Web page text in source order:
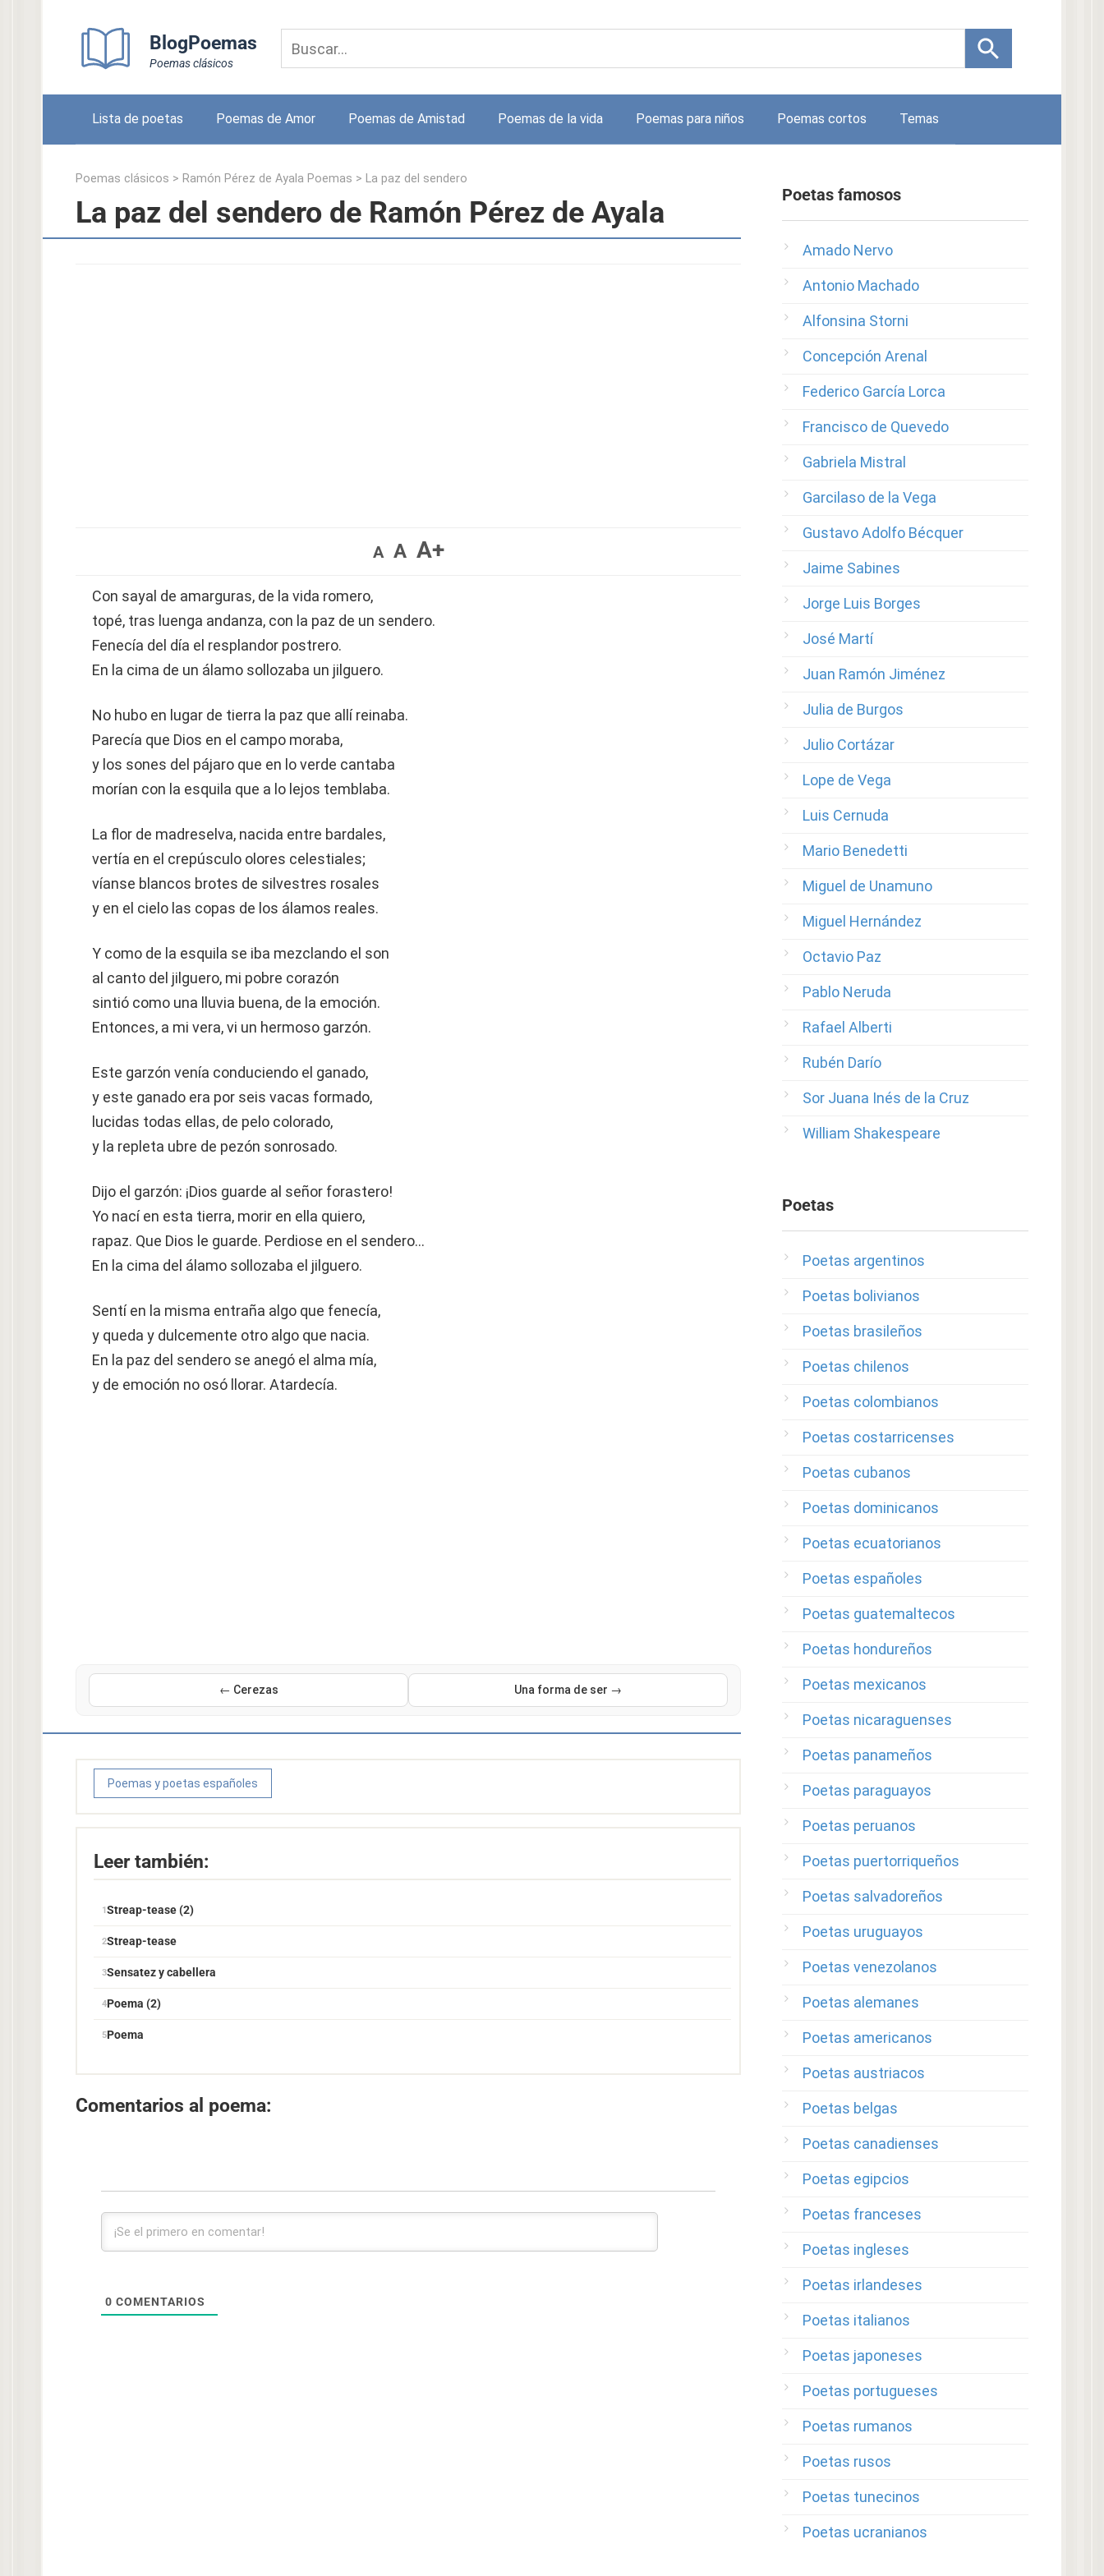
BlogPoemas
Poemas clásicos
Lista de poetas Poemas de Amor Poemas de Amistad Poemas de la vida Poemas para niños Poemas cortos Temas
Poemas clásicos > Ramón Pérez de Ayala Poemas > La paz del sendero
La paz del sendero de Ramón Pérez de Ayala
A A A+
Con sayal de amarguras, de la vida romero,
topé, tras luenga andanza, con la paz de un sendero.
Fenecía del día el resplandor postrero.
En la cima de un álamo sollozaba un jilguero.
No hubo en lugar de tierra la paz que allí reinaba.
Parecía que Dios en el campo moraba,
y los sones del pájaro que en lo verde cantaba
morían con la esquila que a lo lejos temblaba.
La flor de madreselva, nacida entre bardales,
vertía en el crepúsculo olores celestiales;
víanse blancos brotes de silvestres rosales
y en el cielo las copas de los álamos reales.
Y como de la esquila se iba mezclando el son
al canto del jilguero, mi pobre corazón
sintió como una lluvia buena, de la emoción.
Entonces, a mi vera, vi un hermoso garzón.
Este garzón venía conduciendo el ganado,
y este ganado era por seis vacas formado,
lucidas todas ellas, de pelo colorado,
y la repleta ubre de pezón sonrosado.
Dijo el garzón: ¡Dios guarde al señor forastero!
Yo nací en esta tierra, morir en ella quiero,
rapaz. Que Dios le guarde. Perdiose en el sendero…
En la cima del álamo sollozaba el jilguero.
Sentí en la misma entraña algo que fenecía,
y queda y dulcemente otro algo que nacia.
En la paz del sendero se anegó el alma mía,
y de emoción no osó llorar. Atardecía.
← Cerezas Una forma de ser →
Poemas y poetas españoles
Leer también:
Streap-tease (2)
Streap-tease
Sensatez y cabellera
Poema (2)
Poema
Comentarios al poema:
0 COMENTARIOS
Poetas famosos
Amado Nervo
Antonio Machado
Alfonsina Storni
Concepción Arenal
Federico García Lorca
Francisco de Quevedo
Gabriela Mistral
Garcilaso de la Vega
Gustavo Adolfo Bécquer
Jaime Sabines
Jorge Luis Borges
José Martí
Juan Ramón Jiménez
Julia de Burgos
Julio Cortázar
Lope de Vega
Luis Cernuda
Mario Benedetti
Miguel de Unamuno
Miguel Hernández
Octavio Paz
Pablo Neruda
Rafael Alberti
Rubén Darío
Sor Juana Inés de la Cruz
William Shakespeare
Poetas
Poetas argentinos
Poetas bolivianos
Poetas brasileños
Poetas chilenos
Poetas colombianos
Poetas costarricenses
Poetas cubanos
Poetas dominicanos
Poetas ecuatorianos
Poetas españoles
Poetas guatemaltecos
Poetas hondureños
Poetas mexicanos
Poetas nicaraguenses
Poetas panameños
Poetas paraguayos
Poetas peruanos
Poetas puertorriqueños
Poetas salvadoreños
Poetas uruguayos
Poetas venezolanos
Poetas alemanes
Poetas americanos
Poetas austriacos
Poetas belgas
Poetas canadienses
Poetas egipcios
Poetas franceses
Poetas ingleses
Poetas irlandeses
Poetas italianos
Poetas japoneses
Poetas portugueses
Poetas rumanos
Poetas rusos
Poetas tunecinos
Poetas ucranianos